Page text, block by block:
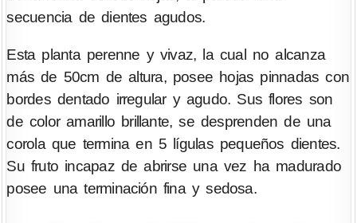
secuencia de dientes agudos.
Esta planta perenne y vivaz, la cual no alcanza
más de 50cm de altura, posee hojas pinnadas con
bordes dentado irregular y agudo. Sus flores son
de color amarillo brillante, se desprenden de una
corola que termina en 5 lígulas pequeños dientes.
Su fruto incapaz de abrirse una vez ha madurado
posee una terminación fina y sedosa.